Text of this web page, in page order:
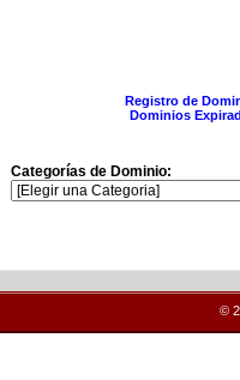
Registro de
Dominios
Categorías de Dominio:
©